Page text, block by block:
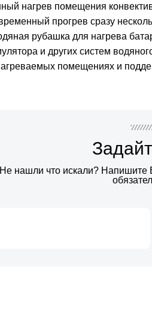
нагрев помещения
прогрев сразу
рубашка для нагрева
и других систем
помещениях и
Не нашли что искали?